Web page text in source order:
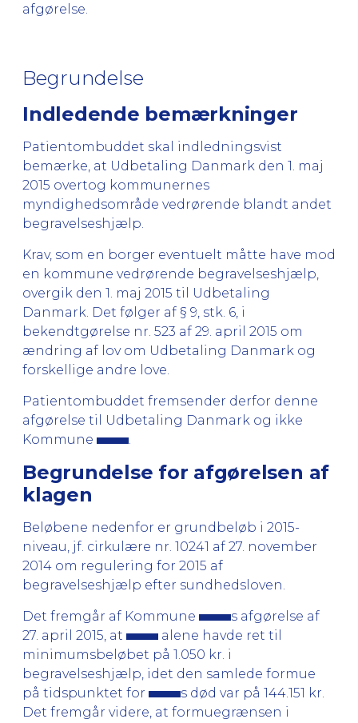
afgørelse.
Begrundelse
Indledende bemærkninger
Patientombuddet skal indledningsvist
bemærke, at Udbetaling Danmark den 1. maj
2015 overtog kommunernes
myndighedsområde vedrørende blandt andet
begravelseshjælp.
Krav, som en borger eventuelt måtte have mod
en kommune vedrørende begravelseshjælp,
overgik den 1. maj 2015 til Udbetaling
Danmark. Det følger af § 9, stk. 6, i
bekendtgørelse nr. 523 af 29. april 2015 om
ændring af lov om Udbetaling Danmark og
forskellige andre love.
Patientombuddet fremsender derfor denne
afgørelse til Udbetaling Danmark og ikke
Kommune
Begrundelse for afgørelsen af
klagen
Beløbene nedenfor er grundbeløb i 2015-
niveau, jf. cirkulære nr. 10241 af 27. november
2014 om regulering for 2015 af
begravelseshjælp efter sundhedsloven.
Det fremgår af Kommune
s afgørelse af
27. april 2015, at
alene havde ret til
minimumsbeløbet på 1.050 kr. i
begravelseshjælp, idet den samlede formue
på tidspunktet for
s død var på 144.151 kr.
Det fremgår videre, at formuegrænsen i